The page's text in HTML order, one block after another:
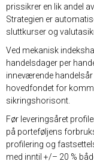
prissikrer en lik andel
Strategien er
sluttkurser og
Ved mekanisk
handelsdager per
inneværende
hovedfondet for
sikringshorisont.
Før leveringsåret
på porteføljens
profilering og
med inntil +/– 20 %